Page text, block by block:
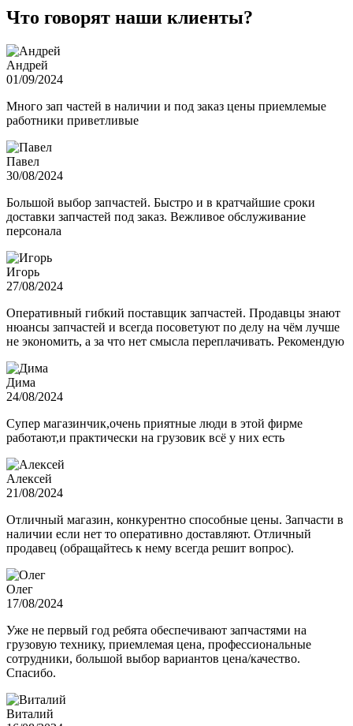
Что говорят наши клиенты?
Андрей
01/09/2024
Много зап частей в наличии и под заказ цены приемлемые
работники приветливые
Павел
30/08/2024
Большой выбор запчастей. Быстро и в кратчайшие сроки
доставки запчастей под заказ. Вежливое обслуживание
персонала
Игорь
27/08/2024
Оперативный гибкий поставщик запчастей. Продавцы знают
нюансы запчастей и всегда посоветуют по делу на чём лучше
не экономить, а за что нет смысла переплачивать. Рекомендую
Дима
24/08/2024
Супер магазинчик,очень приятные люди в этой фирме
работают,и практически на грузовик всё у них есть
Алексей
21/08/2024
Отличный магазин, конкурентно способные цены. Запчасти в
наличии если нет то оперативно доставляют. Отличный
продавец (обращайтесь к нему всегда решит вопрос).
Олег
17/08/2024
Уже не первый год ребята обеспечивают запчастями на
грузовую технику, приемлемая цена, профессиональные
сотрудники, большой выбор вариантов цена/качество.
Спасибо.
Виталий